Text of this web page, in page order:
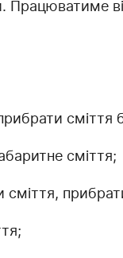
Працюватиме
сміття
сміття;